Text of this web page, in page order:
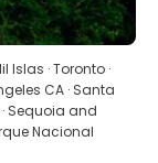
Islas · Toronto ·
CA · Santa
Sequoia and
Nacional